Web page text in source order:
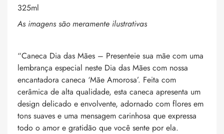
325ml
As imagens são meramente ilustrativas
“Caneca Dia das Mães – Presenteie sua mãe com uma
lembrança especial neste Dia das Mães com nossa
encantadora caneca ‘Mãe Amorosa’. Feita com
cerâmica de alta qualidade, esta caneca apresenta um
design delicado e envolvente, adornado com flores em
tons suaves e uma mensagem carinhosa que expressa
todo o amor e gratidão que você sente por ela.